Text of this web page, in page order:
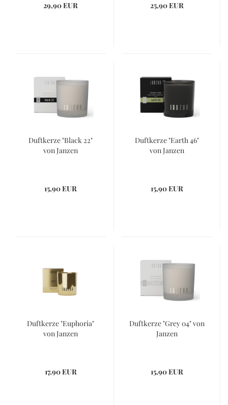
29,90 EUR 25,90 EUR
Duftkerze "Black 22"
von Janzen
15,90 EUR
Duftkerze "Earth 46"
von Janzen
15,90 EUR
Duftkerze "Euphoria"
von Janzen
17,90 EUR
Duftkerze "Grey 04" von
Janzen
15,90 EUR